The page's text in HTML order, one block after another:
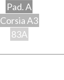
Pad. A
Corsia A3
83A